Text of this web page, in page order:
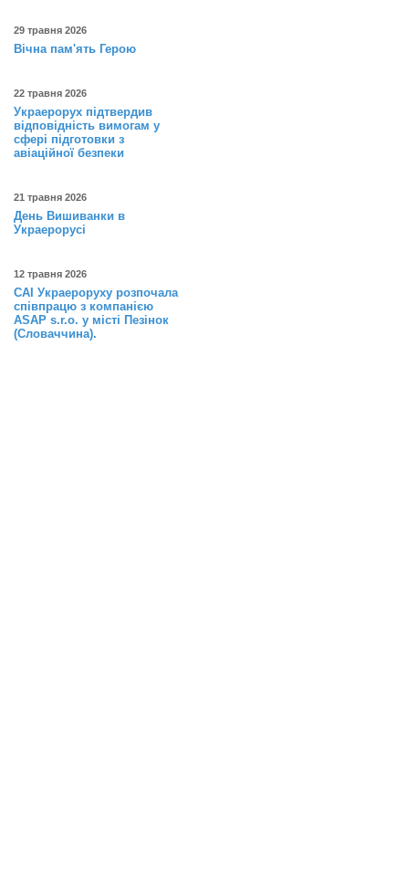
29 травня 2026
Вічна пам'ять Герою
22 травня 2026
Украерорух підтвердив
відповідність вимогам у
сфері підготовки з
авіаційної безпеки
21 травня 2026
День Вишиванки в
Украерорусі
12 травня 2026
САІ Украероруху розпочала
співпрацю з компанією
ASAP s.r.o. у місті Пезінок
(Словаччина).